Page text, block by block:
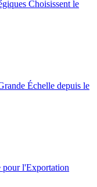
Choisissent le
Échelle depuis le
pour l'Exportation